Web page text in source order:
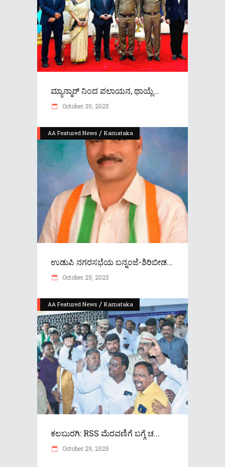
ಮ್ಯಾನ್ಮಾರ್ ನಿಂದ ಪಲಾಯನ, ಥಾಯ್ಲೆ...
October 30, 2025
AA Featured News / Karnataka
ಉಡುಪಿ ನಗರಸಭೆಯ ಬನ್ನಂಜೆ-ಶಿರಿಬೀಡ...
October 29, 2025
AA Featured News / Karnataka
ಕಲಬುರಗಿ: RSS ಮೆರವಣಿಗೆ ಬಗ್ಗೆ ಚ...
October 29, 2025